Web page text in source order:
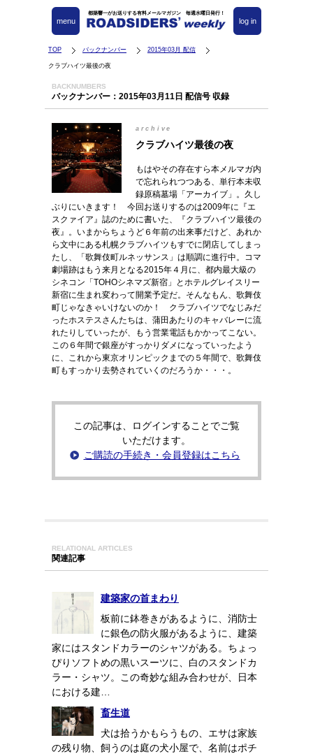
都築響一がお送りする有料メールマガジン 毎週水曜日発行！
log in
menu
TOP バックナンバー 2015年03月 配信
クラブハイツ最後の夜
BACKNUMBERS
バックナンバー：2015年03月11日 配信号 収録
archive
クラブハイツ最後の夜
もはやその存在すら本メルマガ内
で忘れられつつある、単行本未収
録原稿墓場「アーカイブ」。久し
ぶりにいきます！ 今回お送りするのは2009年に『エ
スクァイア』誌のために書いた、『クラブハイツ最後の
夜』。いまからちょうど６年前の出来事だけど、あれか
ら文中にある札幌クラブハイツもすでに閉店してしまっ
たし、「歌舞伎町ルネッサンス」は順調に進行中。コマ
劇場跡はもう来月となる2015年４月に、都内最大級の
シネコン「TOHOシネマズ新宿」とホテルグレイスリー
新宿に生まれ変わって開業予定だ。そんなもん、歌舞伎
町じゃなきゃいけないのか！ クラブハイツでなじみだ
ったホステスさんたちは、蒲田あたりのキャバレーに流
れたりしていったが、もう営業電話もかかってこない。
この６年間で銀座がすっかりダメになっていったよう
に、これから東京オリンピックまでの５年間で、歌舞伎
町もすっかり去勢されていくのだろうか・・・。
この記事は、ログインすることでご覧
いただけます。
ご購読の手続き・会員登録はこちら
RELATIONAL ARTICLES
関連記事
建築家の首まわり
板前に鉢巻きがあるように、消防士
に銀色の防火服があるように、建築
家にはスタンドカラーのシャツがある。ちょっ
ぴりソフトめの黒いスーツに、白のスタンドカ
ラー・シャツ。この奇妙な組み合わせが、日本
における建…
畜生道
犬は拾うかもらうもの、エサは家族
の残り物、飼うのは庭の犬小屋で、名前はポチ